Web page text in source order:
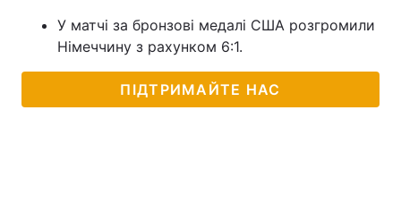
У матчі за бронзові медалі США розгромили
Німеччину з рахунком 6:1.
ПІДТРИМАЙТЕ НАС